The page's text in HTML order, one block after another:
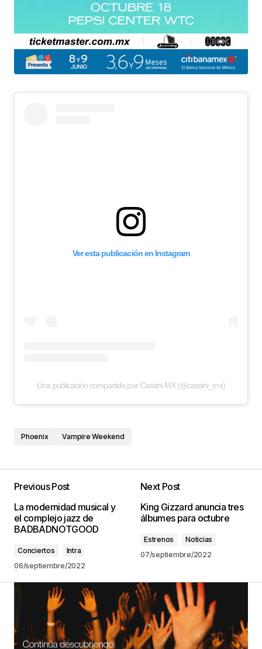
Ver esta publicación en Instagram
Una publicación compartida por Cassini MX (@cassini_mx)
Phoenix Vampire Weekend
Previous Post
La modernidad musical y
el complejo jazz de
BADBADNOTGOOD
Conciertos
Intra
06/septiembre/2022
Next Post
King Gizzard anuncia tres
álbumes para octubre
Estrenos
Noticias
07/septiembre/2022